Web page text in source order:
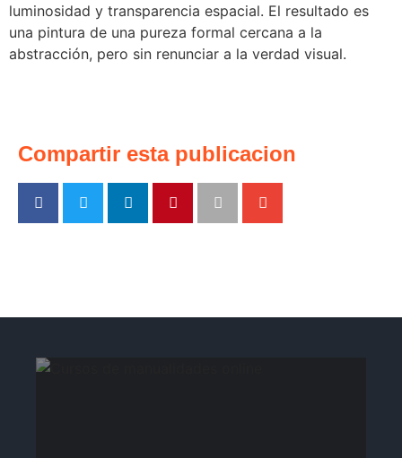
luminosidad y transparencia espacial. El resultado es
una pintura de una pureza formal cercana a la
abstracción, pero sin renunciar a la verdad visual.
Compartir esta publicacion